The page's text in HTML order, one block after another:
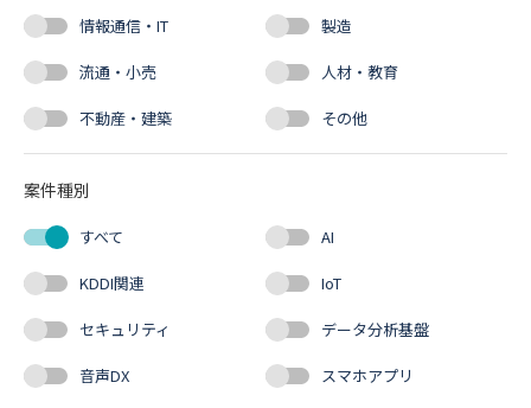
情報通信・IT 製造
流通・小売 人材・教育
不動産・建築 その他
案件種別
すべて AI
KDDI関連 IoT
セキュリティ データ分析基盤
音声DX スマホアプリ